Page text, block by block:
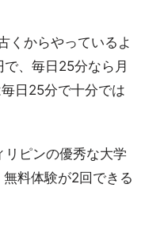
くからやっているよ
、毎日25分なら月
日25分で十分では
ピンの優秀な大学
料体験が2回できる